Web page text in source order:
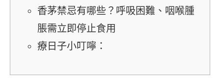
香茅禁忌有哪些？呼吸困難、咽喉腫
脹需立即停止食用
療日子小叮嚀：